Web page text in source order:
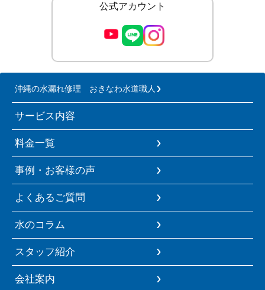
公式アカウント
沖縄の水漏れ修理 おきなわ水道職人
サービス内容
料金一覧
事例・お客様の声
よくあるご質問
水のコラム
スタッフ紹介
会社案内